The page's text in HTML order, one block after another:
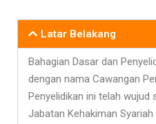
Latar Belakang
Bahagian Dasar dan
dengan nama Cawangan
Penyelidikan ini telah wujud
Jabatan Kehakiman